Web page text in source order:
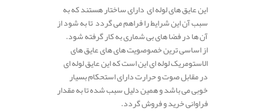
این عایق های لوله ای دارای ساختار هستند که به
سبب آن این شرایط را فراهم می گردد تا به شود از
آن ها در فضا های بی شماری به کار گرفته شود.
از اساسی ترین خصوصویت های های عایق های
الاستومریک لوله ای این است که این عایق لوله ای
در مقابل صوت و حرارت دارای استحکام بسیار
خوبی می باشد و همین دلیل سبب شده تا به مقدار
فراوانی خرید و فروش گردد.